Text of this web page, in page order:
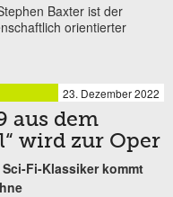
Baxter ist der
orientierter
23. Dezember 2022
aus dem
wird zur Oper
Fi-Klassiker kommt